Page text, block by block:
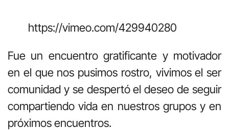
https://vimeo.com/429940280
Fue un encuentro gratificante y motivador
en el que nos pusimos rostro, vivimos el ser
comunidad y se despertó el deseo de seguir
compartiendo vida en nuestros grupos y en
próximos encuentros.